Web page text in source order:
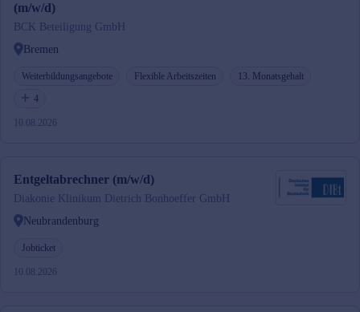
(m/w/d)
BCK Beteiligung GmbH
Bremen
Weiterbildungsangebote Flexible Arbeitszeiten
13. Monatsgehalt
4
10.08.2026
Entgeltabrechner (m/w/d)
Diakonie Klinikum Dietrich Bonhoeffer GmbH
Neubrandenburg
Jobticket
10.08.2026